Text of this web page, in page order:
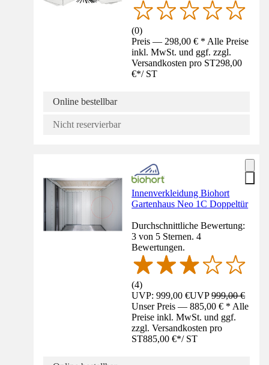
(0)
Preis — 298,00 € * Alle Preise
inkl. MwSt. und ggf. zzgl.
Versandkosten pro ST298,00
€*/ ST
Online bestellbar
Nicht reservierbar
Innenverkleidung Biohort
Gartenhaus Neo 1C Doppeltür
Durchschnittliche Bewertung:
3 von 5 Sternen. 4
Bewertungen.
(4)
UVP: 999,00 €UVP999,00 €
Unser Preis — 885,00 € * Alle
Preise inkl. MwSt. und ggf.
zzgl. Versandkosten pro
ST885,00 €*/ ST